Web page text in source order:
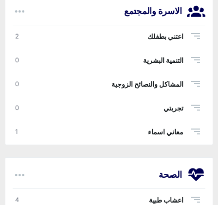
الاسرة والمجتمع
اعتني بطفلك 2
التنمية البشرية 0
المشاكل والنصائح الزوجية 0
تجربتي 0
معاني اسماء 1
الصحة
اعشاب طبية 4